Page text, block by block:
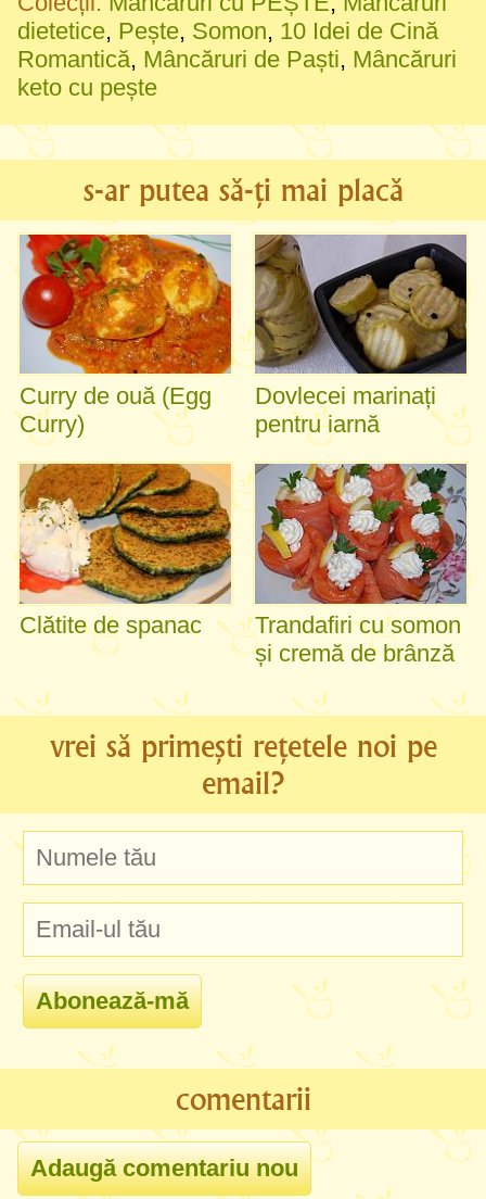
dietetice, Pește, Somon, 10 Idei de Cină
Romantică, Mâncăruri de Paști, Mâncăruri
keto cu pește
s-ar putea să-ți mai placă
Curry de ouă (Egg
Curry)
Dovlecei marinați
pentru iarnă
Clătite de spanac
Trandafiri cu somon
și cremă de brânză
vrei să primești rețetele noi pe
email?
comentarii